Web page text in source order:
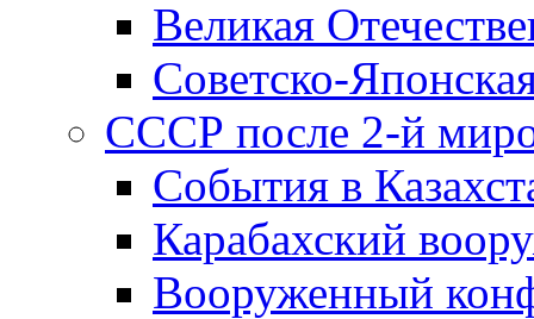
Великая
Советско-
СССР после 2-й
События в
Карабахский
Вооруженный